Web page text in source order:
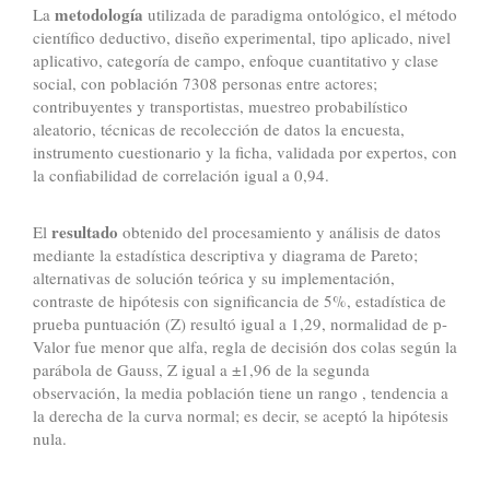
La metodología utilizada de paradigma ontológico, el método
científico deductivo, diseño experimental, tipo aplicado, nivel
aplicativo, categoría de campo, enfoque cuantitativo y clase
social, con población 7308 personas entre actores;
contribuyentes y transportistas, muestreo probabilístico
aleatorio, técnicas de recolección de datos la encuesta,
instrumento cuestionario y la ficha, validada por expertos, con
la confiabilidad de correlación igual a 0,94.
El resultado obtenido del procesamiento y análisis de datos
mediante la estadística descriptiva y diagrama de Pareto;
alternativas de solución teórica y su implementación,
contraste de hipótesis con significancia de 5%, estadística de
prueba puntuación (Z) resultó igual a 1,29, normalidad de p-
Valor fue menor que alfa, regla de decisión dos colas según la
parábola de Gauss, Z igual a ±1,96 de la segunda
observación, la media población tiene un rango , tendencia a
la derecha de la curva normal; es decir, se aceptó la hipótesis
nula.